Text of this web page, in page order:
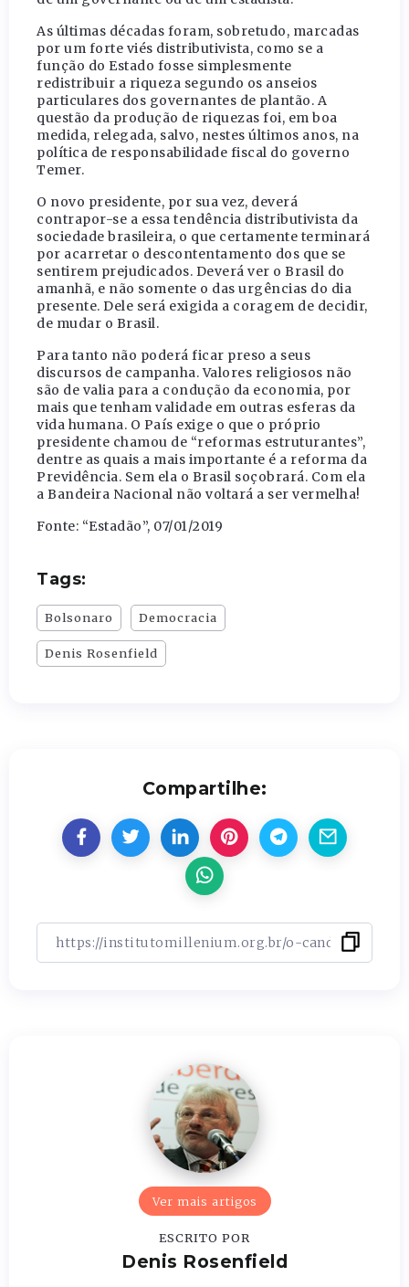
As últimas décadas foram, sobretudo, marcadas
por um forte viés distributivista, como se a
função do Estado fosse simplesmente
redistribuir a riqueza segundo os anseios
particulares dos governantes de plantão. A
questão da produção de riquezas foi, em boa
medida, relegada, salvo, nestes últimos anos, na
política de responsabilidade fiscal do governo
Temer.
O novo presidente, por sua vez, deverá
contrapor-se a essa tendência distributivista da
sociedade brasileira, o que certamente terminará
por acarretar o descontentamento dos que se
sentirem prejudicados. Deverá ver o Brasil do
amanhã, e não somente o das urgências do dia
presente. Dele será exigida a coragem de decidir,
de mudar o Brasil.
Para tanto não poderá ficar preso a seus
discursos de campanha. Valores religiosos não
são de valia para a condução da economia, por
mais que tenham validade em outras esferas da
vida humana. O País exige o que o próprio
presidente chamou de “reformas estruturantes”,
dentre as quais a mais importante é a reforma da
Previdência. Sem ela o Brasil soçobrará. Com ela
a Bandeira Nacional não voltará a ser vermelha!
Fonte: “Estadão”, 07/01/2019
Tags:
Bolsonaro Democracia
Denis Rosenfield
Compartilhe:
Ver mais artigos
ESCRITO POR
Denis Rosenfield